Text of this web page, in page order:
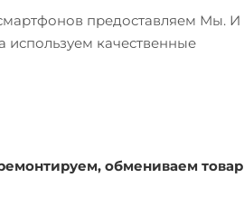
предоставляем Мы. И
используем качественные
обмениваем товар